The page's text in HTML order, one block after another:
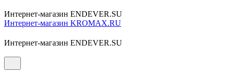
Интернет-магазин ENDEVER.SU
Интернет-магазин KROMAX.RU
Интернет-магазин ENDEVER.SU